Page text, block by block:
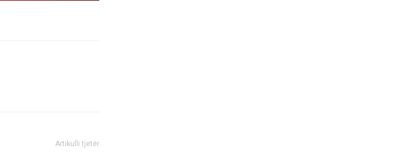
Artikulli tjetër